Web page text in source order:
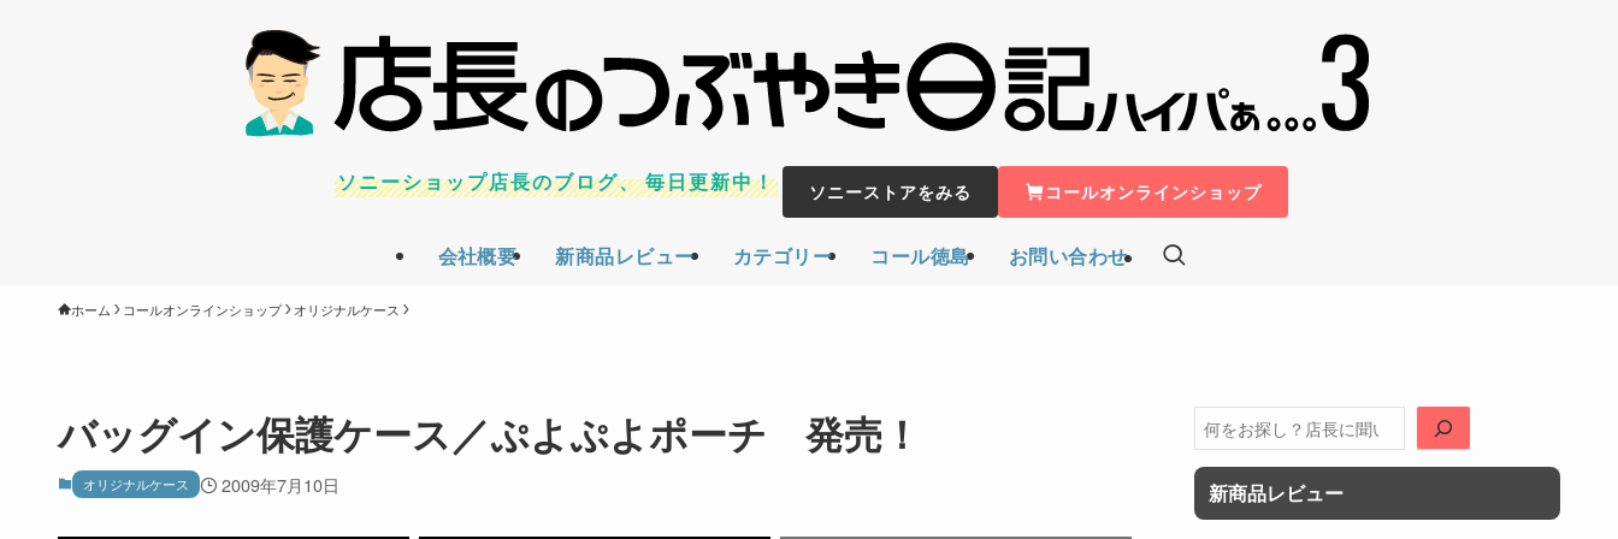
会社概要 新商品レビュー カテゴリー コール徳島 お問い合わせ
ソニーショップ店長のブログ、毎日更新中！ ソニーストアをみる コールオンラインショップ
ホーム コールオンラインショップ オリジナルケース
バッグイン保護ケース／ぷよぷよポーチ 発売！
オリジナルケース 2009年7月10日
検
索
新商品レビュー